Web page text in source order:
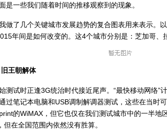
是一些我们随着时间的推移观察到的现象。
了几个关键城市发展趋势的复合图表用来表示。
年间是如何改变的。这4个城市分别是：芝加哥、
王朝解体
试时正逢3G统治时代接近尾声。“最快移动网络”
过笔记本电脑和USB调制解调器测试，这些在当时
的WiMAX，但它也仅在我们测试城市中的一半地
但在全国范围内依然没有胜算。